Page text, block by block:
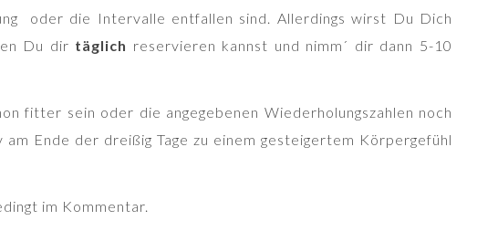
oder die Intervalle entfallen sind. Allerdings wirst Du Dich
Du dir täglich reservieren kannst und nimm´ dir dann 5-10
fitter sein oder die angegebenen Wiederholungszahlen noch
Ende der dreißig Tage zu einem gesteigertem Körpergefühl
im Kommentar.